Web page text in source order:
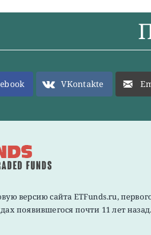
VKontakte
версию сайта ETFunds.ru,
появившегося почти 11 лет назад.